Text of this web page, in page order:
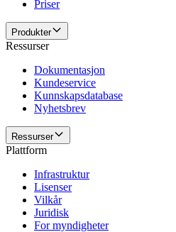
Priser
Produkter
Ressurser
Dokumentasjon
Kundeservice
Kunnskapsdatabase
Nyhetsbrev
Ressurser
Plattform
Infrastruktur
Lisenser
Vilkår
Juridisk
For myndigheter